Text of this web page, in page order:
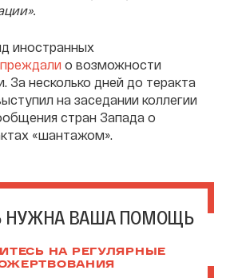
иностранных
о возможности
За несколько дней до теракта
на заседании коллегии
стран Запада о
«шантажом».
НУЖНА ВАША ПОМОЩЬ
НА РЕГУЛЯРНЫЕ